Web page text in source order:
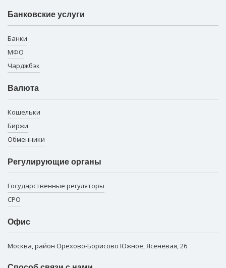
Банковские услуги
Банки
МФО
Чарджбэк
Валюта
Кошельки
Биржи
Обменники
Регулирующие органы
Государственные регуляторы
СРО
Офис
Москва, район Орехово-Борисово Южное, Ясеневая, 26